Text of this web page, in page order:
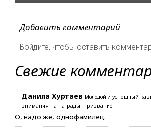
Добавить комментарий
Войдите, чтобы оставить
Свежие
Данила Хуртаев Молодой и успешный
внимания на награды. Призвание
О, надо же, однофамилец.